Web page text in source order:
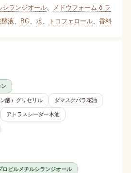
シランジオール、
メドウフォーム-δ-ラ
液 BG、 水 トコフェロール、 香料
ン
酸）グリセリル ダマスクバラ花油
アトラスシーダー木油
ロピルメチルシランジオール